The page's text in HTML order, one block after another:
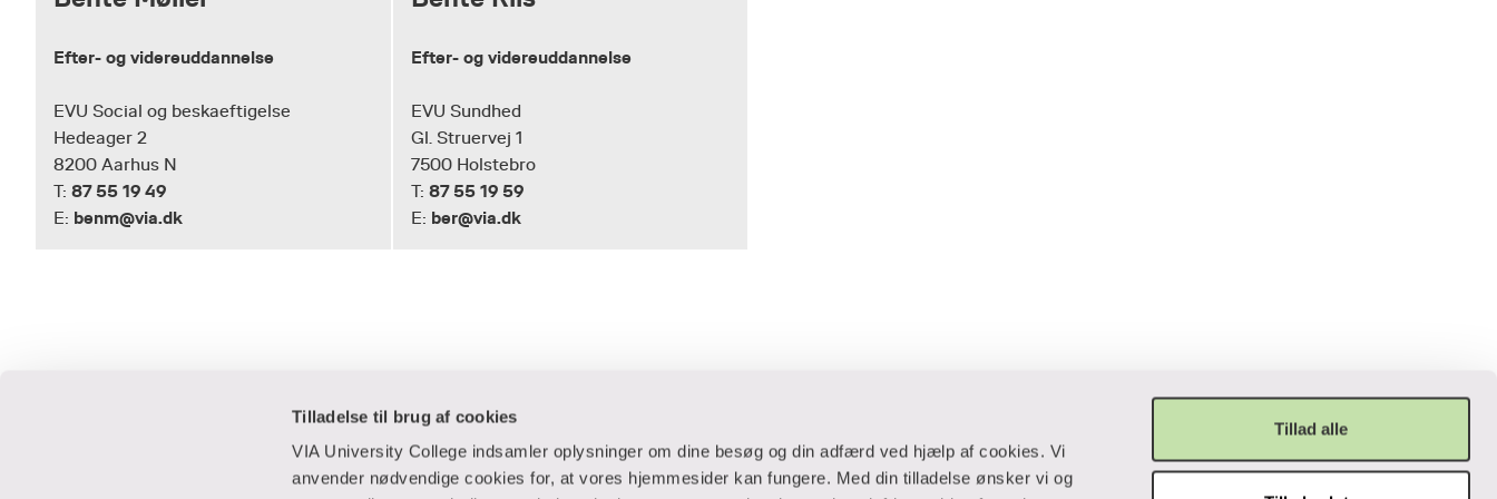
Tilladelse til brug af cookies
VIA University College indsamler oplysninger om dine besøg og din adfærd ved hjælp af cookies. Vi
anvender nødvendige cookies for, at vores hjemmesider kan fungere. Med din tilladelse ønsker vi og
Tillad alle
Efter- og videreuddannelse
EVU Social og beskaeftigelse
Hedeager 2
8200 Aarhus N
T: 87 55 19 49
E: benm@via.dk
Efter- og videreuddannelse
EVU Sundhed
Gl. Struervej 1
7500 Holstebro
T: 87 55 19 59
E: ber@via.dk